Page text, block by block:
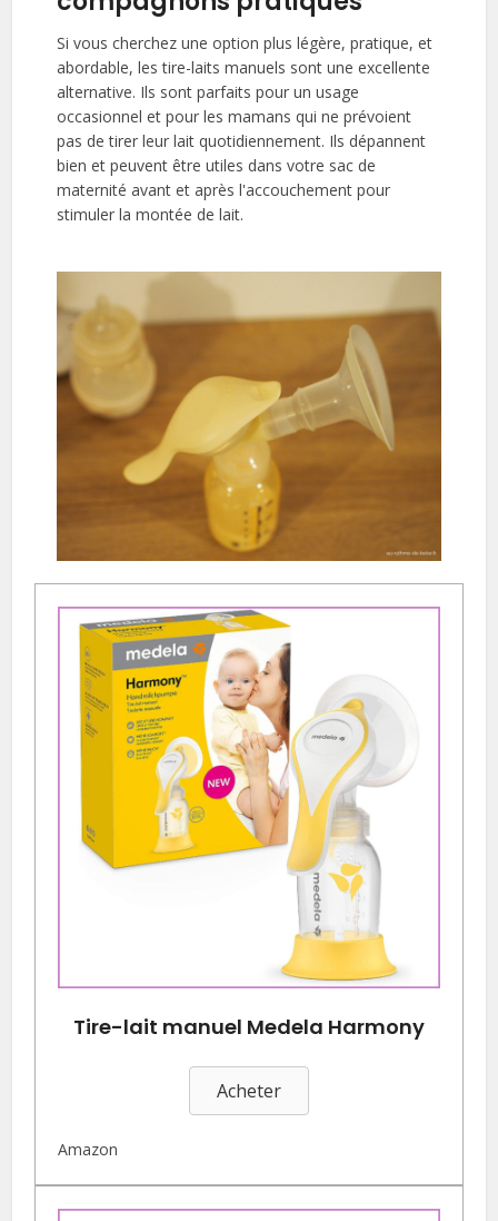
Si vous cherchez une option plus légère, pratique, et
abordable, les tire-laits manuels sont une excellente
alternative. Ils sont parfaits pour un usage
occasionnel et pour les mamans qui ne prévoient
pas de tirer leur lait quotidiennement. Ils dépannent
bien et peuvent être utiles dans votre sac de
maternité avant et après l'accouchement pour
stimuler la montée de lait.
Tire-lait manuel Medela Harmony
Acheter
Amazon